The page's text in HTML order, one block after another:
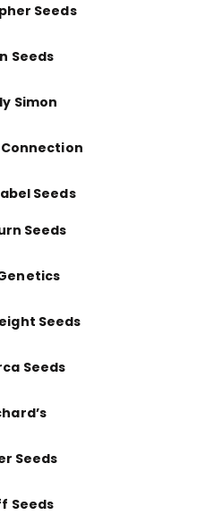
Seeds
Seeds
Simon
Connection
Seeds
Seeds
Seeds
Seeds
Seeds
Seeds